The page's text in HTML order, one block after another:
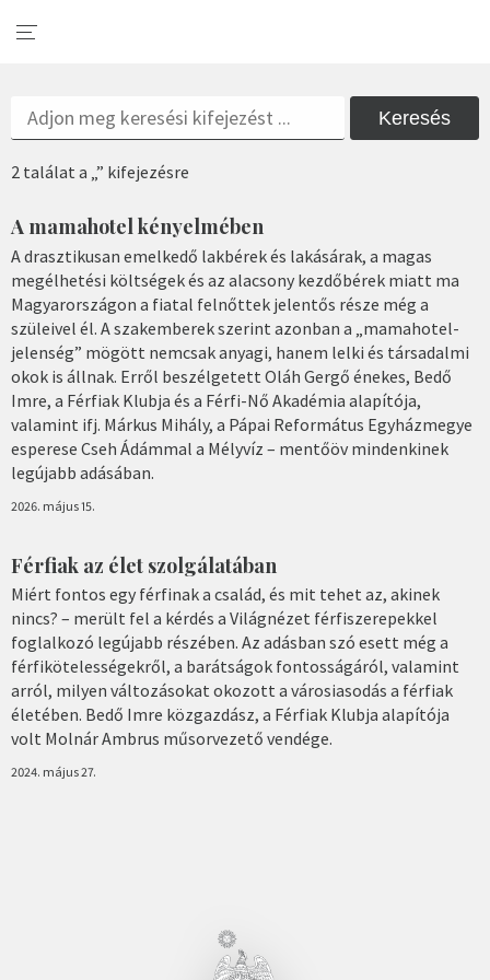
Keresés
2 találat a „” kifejezésre
A mamahotel kényelmében
A drasztikusan emelkedő lakbérek és lakásárak, a magas
megélhetési költségek és az alacsony kezdőbérek miatt ma
Magyarországon a fiatal felnőttek jelentős része még a
szüleivel él. A szakemberek szerint azonban a „mamahotel-
jelenség” mögött nemcsak anyagi, hanem lelki és társadalmi
okok is állnak. Erről beszélgetett Oláh Gergő énekes, Bedő
Imre, a Férfiak Klubja és a Férfi-Nő Akadémia alapítója,
valamint ifj. Márkus Mihály, a Pápai Református Egyházmegye
esperese Cseh Ádámmal a Mélyvíz – mentőöv mindenkinek
legújabb adásában.
2026. május 15.
Férfiak az élet szolgálatában
Miért fontos egy férfinak a család, és mit tehet az, akinek
nincs? – merült fel a kérdés a Világnézet férfiszerepekkel
foglalkozó legújabb részében. Az adásban szó esett még a
férfikötelességekről, a barátságok fontosságáról, valamint
arról, milyen változásokat okozott a városiasodás a férfiak
életében. Bedő Imre közgazdász, a Férfiak Klubja alapítója
volt Molnár Ambrus műsorvezető vendége.
2024. május 27.